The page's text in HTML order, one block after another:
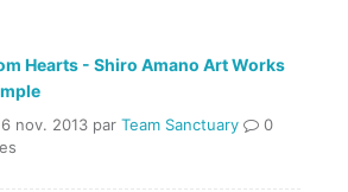
Hearts - Shiro Amano Art Works
nov. 2013 par Team Sanctuary
0